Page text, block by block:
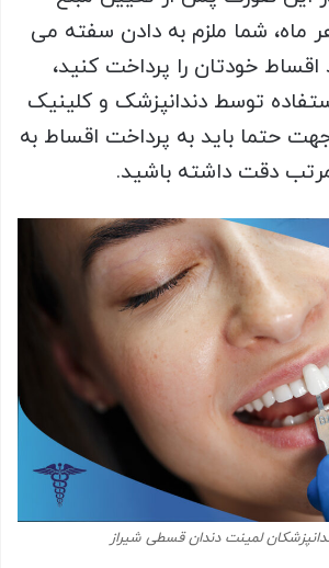
ماه، شما ملزم به دادن سفته می
اقساط خودتان را پرداخت کنید،
توسط دندانپزشک و کلینیک
حتما باید به پرداخت اقساط به
دقت داشته باشید.
لمینت دندان قسطی شیراز